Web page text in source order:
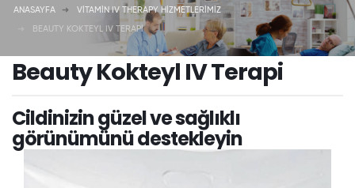
ANASAYFA VITAMIN IV THERAPY HIZMETLERIMIZ
BEAUTY KOKTEYL IV TERAPI
Beauty Kokteyl IV Terapi
Cildinizin güzel ve sağlıklı
görünümünü destekleyin